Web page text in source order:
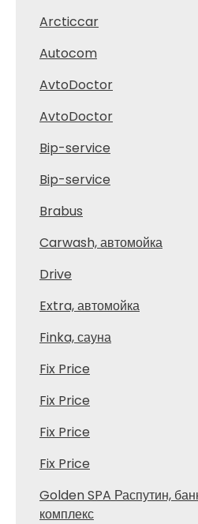
Arcticcar
Autocom
AvtoDoctor
AvtoDoctor
Bip-service
Bip-service
Brabus
Carwash, автомойка
Drive
Extra, автомойка
Finka, сауна
Fix Price
Fix Price
Fix Price
Fix Price
Golden SPA Распутин,
комплекс